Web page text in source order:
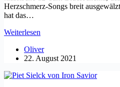
Herzschmerz-Songs breit
hat das…
Weiterlesen
Rainbow:
Warum
diese
Oliver
22. August 2021